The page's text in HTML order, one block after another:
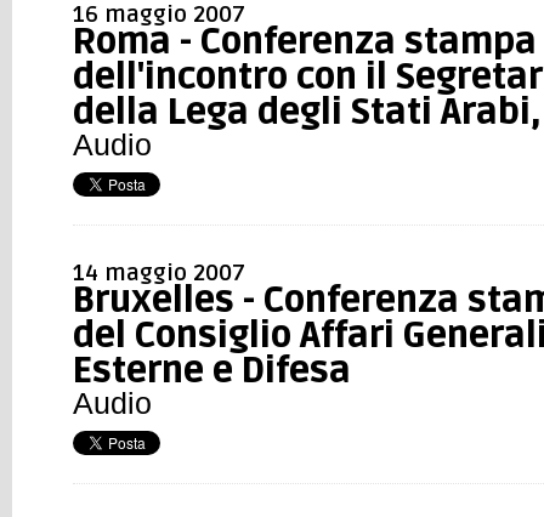
16 maggio 2007
Roma - Conferenza
dell'incontro con il
della Lega degli Stati
Audio
14 maggio 2007
Bruxelles - Conferenza
del Consiglio Affari
Esterne e Difesa
Audio